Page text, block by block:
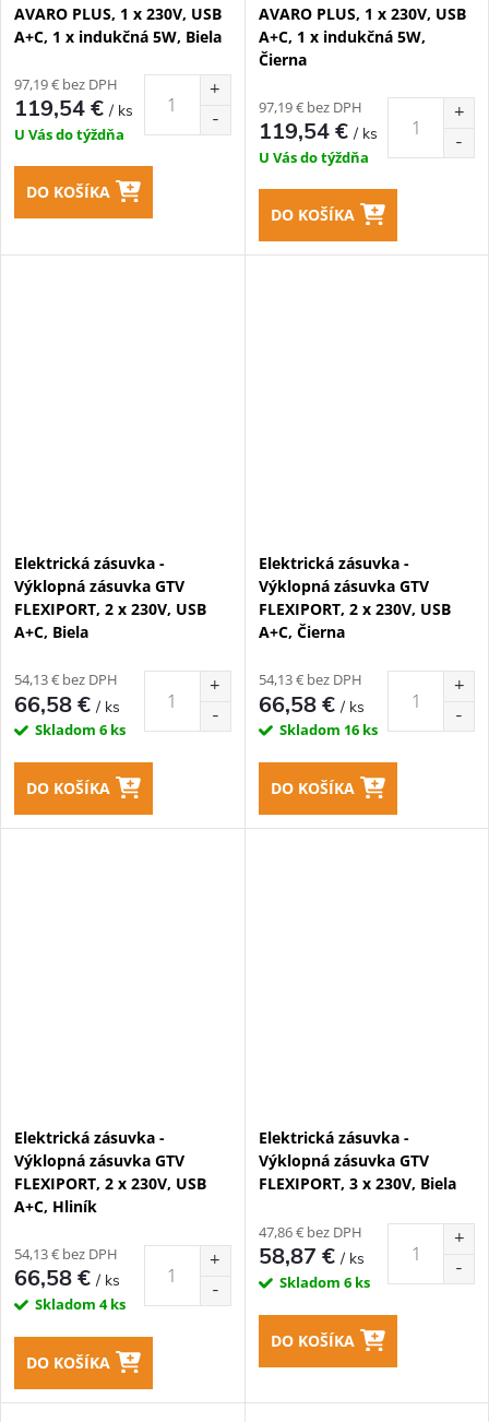
AVARO PLUS, 1 x 230V, USB
A+C, 1 x indukčná 5W, Biela
97,19 € bez DPH
119,54 €/ ks
U Vás do týždňa
DO KOŠÍKA
AVARO PLUS, 1 x 230V, USB
A+C, 1 x indukčná 5W,
Čierna
97,19 € bez DPH
119,54 €/ ks
U Vás do týždňa
DO KOŠÍKA
Elektrická zásuvka -
Výklopná zásuvka GTV
FLEXIPORT, 2 x 230V, USB
A+C, Biela
54,13 € bez DPH
66,58 €/ ks
Skladom 6 ks
DO KOŠÍKA
Elektrická zásuvka -
Výklopná zásuvka GTV
FLEXIPORT, 2 x 230V, USB
A+C, Čierna
54,13 € bez DPH
66,58 €/ ks
Skladom 16 ks
DO KOŠÍKA
Elektrická zásuvka -
Výklopná zásuvka GTV
FLEXIPORT, 2 x 230V, USB
A+C, Hliník
54,13 € bez DPH
66,58 €/ ks
Skladom 4 ks
DO KOŠÍKA
Elektrická zásuvka -
Výklopná zásuvka GTV
FLEXIPORT, 3 x 230V, Biela
47,86 € bez DPH
58,87 €/ ks
Skladom 6 ks
DO KOŠÍKA